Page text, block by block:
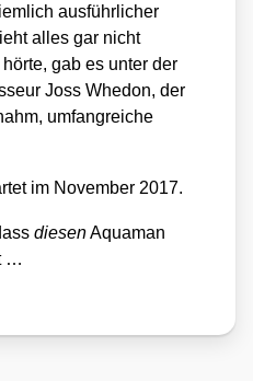
aus­führ­li­cher
alles gar nicht
gab es unter der
Joss Whe­don, der
umfang­rei­che
im Novem­ber 2017.
die­senAqua­man
…